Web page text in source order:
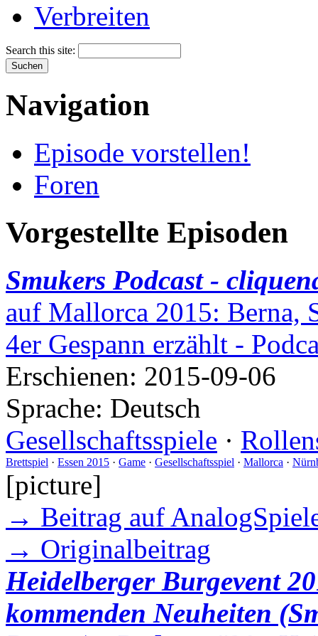
Verbreiten
Search this site:
Navigation
Episode vorstellen!
Foren
Vorgestellte Episoden
Smukers Podcast -
auf Mallorca 2015: Berna,
4er Gespann erzählt -
Erschienen: 2015-09-06
Sprache: Deutsch
Gesellschaftsspiele ·
Brettspiel · Essen 2015 · Game · Gesellschaftsspiel · Mallorca ·
[picture]
→ Beitrag auf
→ Originalbeitrag
Heidelberger Burgevent
kommenden Neuheiten